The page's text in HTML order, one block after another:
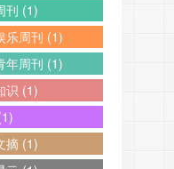
刊 (1)
乐周刊 (1)
年周刊 (1)
识 (1)
摘 (1)